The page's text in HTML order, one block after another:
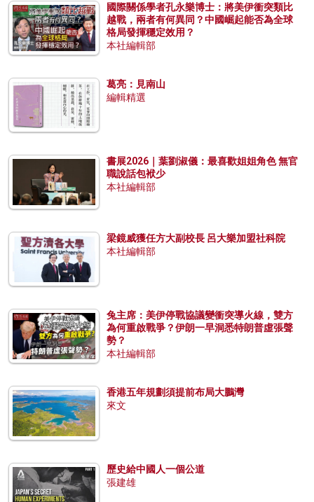
國際關係學者孔永樂博士：將美伊衝突類比
越戰，兩者有何異同？中國崛起能否為全球
格局發揮穩定效用？
本社編輯部
葛亮：見南山
編輯精選
書展2026｜葉劉淑儀：最喜歡姐姐角色 無官
職說話包袱少
本社編輯部
梁鏡威獲任方大副校長 呂大樂加盟社科院
本社編輯部
兔主席：美伊停戰協議變衝突導火線，雙方
為何重啟戰爭？伊朗一早洞悉特朗普虛張聲
勢？
本社編輯部
香港五年規劃須提前布局大鵬灣
來文
歷史給中國人一個公道
張建雄